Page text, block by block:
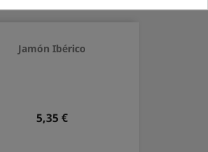
Jamón Ibérico
Precio
5,35 €